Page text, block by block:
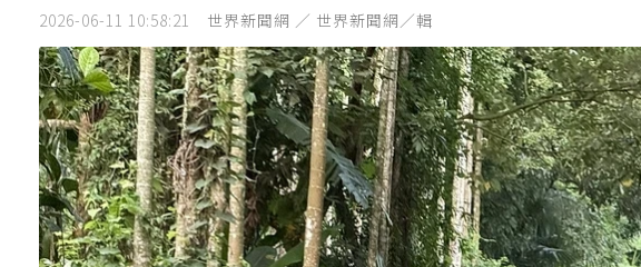
2026-06-11 10:58:21 世界新聞網 ／ 世界新聞網／輯